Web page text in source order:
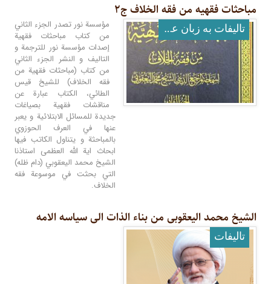
مباحثات فقهیه من فقه الخلاف ج۲
تالیفات به زبان عربی
مؤسسة نور تصدر الجزء الثاني
من كتاب مباحثات فقهية
إصدات مؤسسة نور للترجمة و
التاليف و النشر الجزء الثاني
من كتاب (مباحثات فقهیة من
فقه الخلاف) للشيخ قيس
الطائي، الكتاب عبارة عن
مناقشات فقهية بصياغات
جديدة للمسائل الابتلائية و يعبر
عنها في العرف الحوزوي
بالمباحثة و يتناول الكاتب فيها
ابحاث اية الله العظمى استاذنا
الشيخ محمد اليعقوبي (دام ظله)
التي بحثت في موسوعة فقه
الخلاف.
الشیخ محمد الیعقوبی من بناء الذات الى سیاسه الامه
تالیفات